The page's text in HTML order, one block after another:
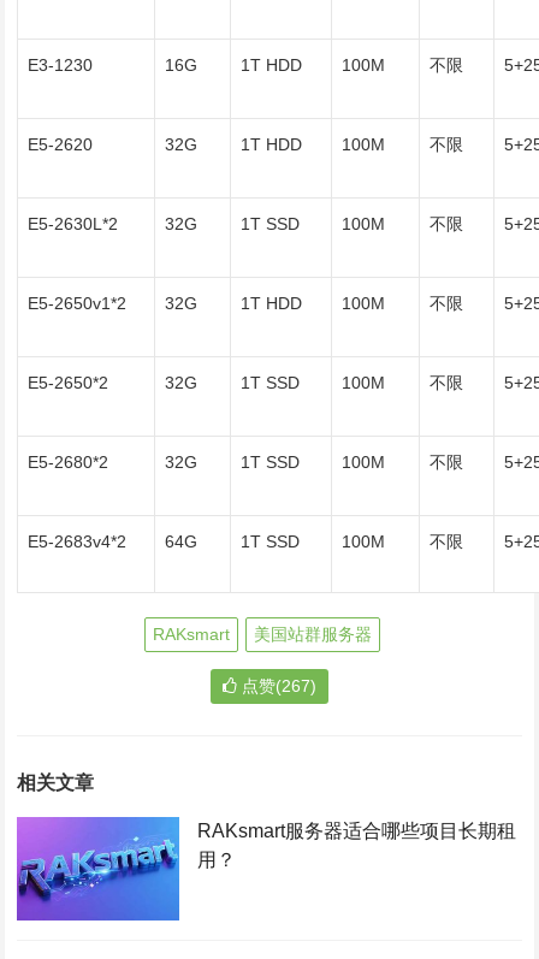
E3-1230 16G 1T HDD 100M 不限
E5-2620 32G 1T HDD 100M 不限
E5-2630L*2 32G 1T SSD 100M 不限
E5-2650v1*2 32G 1T HDD 100M 不限
E5-2650*2 32G 1T SSD 100M 不限
E5-2680*2 32G 1T SSD 100M 不限
E5-2683v4*2 64G 1T SSD 100M 不限
RAKsmart 美国站群服务器
点赞(267)
相关文章
RAKsmart服务器适合哪些项目长期租
用？